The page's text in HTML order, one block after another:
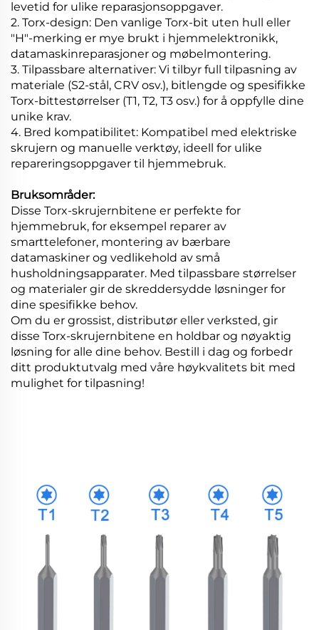
levetid for ulike reparasjonsoppgaver.
2. Torx-design: Den vanlige Torx-bit uten hull eller
"H"-merking er mye brukt i hjemmelektronikk,
datamaskinreparasjoner og møbelmontering.
3. Tilpassbare alternativer: Vi tilbyr full tilpasning av
materiale (S2-stål, CRV osv.), bitlengde og spesifikke
Torx-bittestørrelser (T1, T2, T3 osv.) for å oppfylle dine
unike krav.
4. Bred kompatibilitet: Kompatibel med elektriske
skrujern og manuelle verktøy, ideell for ulike
repareringsoppgaver til hjemmebruk.
Bruksområder:
Disse Torx-skrujernbitene er perfekte for
hjemmebruk, for eksempel reparer av
smarttelefoner, montering av bærbare
datamaskiner og vedlikehold av små
husholdningsapparater. Med tilpassbare størrelser
og materialer gir de skreddersydde løsninger for
dine spesifikke behov.
Om du er grossist, distributør eller verksted, gir
disse Torx-skrujernbitene en holdbar og nøyaktig
løsning for alle dine behov. Bestill i dag og forbedr
ditt produktutvalg med våre høykvalitets bit med
mulighet for tilpasning!